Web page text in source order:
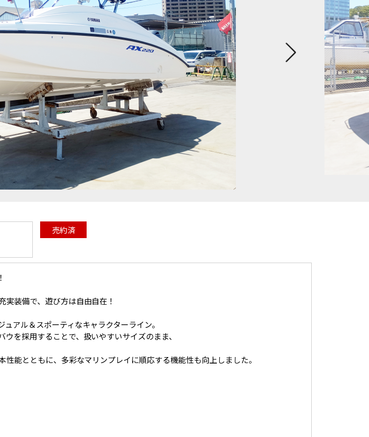
売約済
装備で、遊び方は自由自在！
アル＆スポーティなキャラクターライン。
を採用することで、扱いやすいサイズのまま、
能とともに、多彩なマリンプレイに順応する機能性も向上しました。